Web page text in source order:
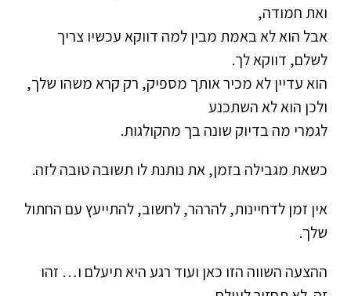
ואת חמודה,
אבל הוא לא באמת מבין למה דווקא עכשיו צריך
לשלם, דווקא לך.
הוא עדיין לא מכיר אותך מספיק, רק קרא משהו שלך,
ולכן הוא לא השתכנע
לגמרי מה בדיוק שונה בך מהקולגות.
כשאת מגבילה בזמן, את נותנת לו תשובה טובה לזה.
אין זמן לדחיינות, להרהר, לחשוב, להתייעץ עם החתול
שלך.
ההצעה השווה הזו כאן ועוד רגע היא תיעלם ו… זהו